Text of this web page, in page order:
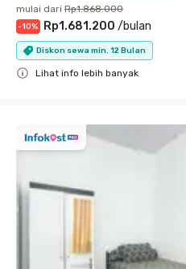
mulai dari Rp1.868.000
-10% Rp1.681.200 /bulan
Diskon sewa min. 12 Bulan
Lihat info lebih banyak